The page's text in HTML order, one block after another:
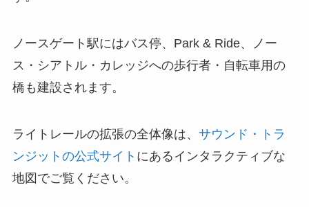
ノースゲート駅にはバス停、Park & Ride、ノー
ス・シアトル・カレッジへの歩行者・自転車用の
橋も建設されます。
ライトレールの拡張の全体像は、 サウンド・トラ
ンジットの公式サイト にあるインタラクティブな
地図でご覧ください。